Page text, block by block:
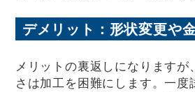
デメリット：形状変更や
メリットの裏返しになりますが
さは加工を困難にします。一度